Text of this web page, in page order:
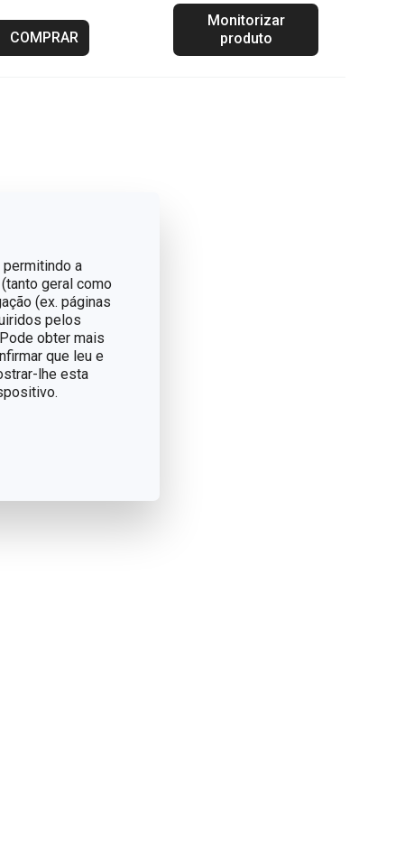
a
geral como
(ex. páginas
pelos
obter mais
que leu e
lhe esta
COMPRAR
Monitorizar
produto